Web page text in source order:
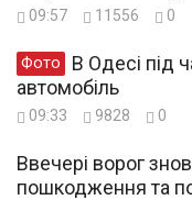
09:57 11556 0
Фото
автомобіль
09:33 9828 0
Ввечері ворог
пошкодження та